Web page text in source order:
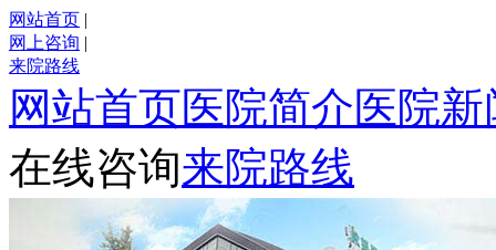
网站首页 |
网上咨询 |
来院路线
网站首页医院简介医院新
在线咨询来院路线